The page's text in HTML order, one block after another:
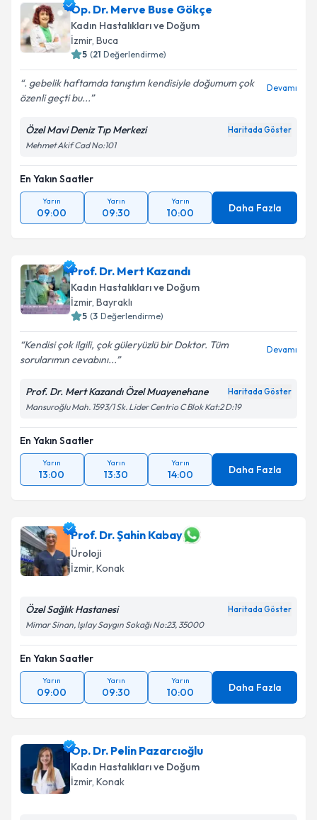
Op. Dr. Merve Buse Gökçe
Kadın Hastalıkları ve Doğum
İzmir, Buca
5 (21 Değerlendirme)
. gebelik haftamda tanıştım kendisiyle doğumum çok
özenli geçti bu...
Devamı
Özel Mavi Deniz Tıp Merkezi Haritada Göster
Mehmet Akif Cad No:101
En Yakın Saatler
Yarın
09:00
Yarın
09:30
Yarın
10:00 Daha Fazla
Prof. Dr. Mert Kazandı
Kadın Hastalıkları ve Doğum
İzmir, Bayraklı
5 (3 Değerlendirme)
Kendisi çok ilgili, çok güleryüzlü bir Doktor. Tüm
sorularımın cevabını...
Devamı
Prof. Dr. Mert Kazandı Özel Muayenehane Haritada Göster
Mansuroğlu Mah. 1593/1 Sk. Lider Centrio C Blok Kat:2 D:19
En Yakın Saatler
Yarın
13:00
Yarın
13:30
Yarın
14:00 Daha Fazla
Prof. Dr. Şahin Kabay
Üroloji
İzmir, Konak
Özel Sağlık Hastanesi Haritada Göster
Mimar Sinan, Işılay Saygın Sokağı No:23, 35000
En Yakın Saatler
Yarın
09:00
Yarın
09:30
Yarın
10:00 Daha Fazla
Op. Dr. Pelin Pazarcıoğlu
Kadın Hastalıkları ve Doğum
İzmir, Konak